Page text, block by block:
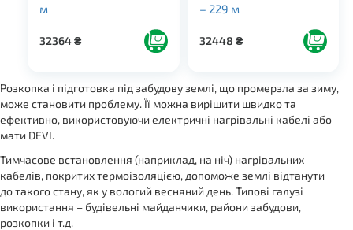
м
32364₴
– 229 м
32448 ₴
Розкопка і підготовка під забудову землі, що промерзла за зиму,
може становити проблему. Її можна вирішити швидко та
ефективно, використовуючи електричні нагрівальні кабелі або
мати DEVI.
Тимчасове встановлення (наприклад, на ніч) нагрівальних
кабелів, покритих термоізоляцією, допоможе землі відтанути
до такого стану, як у вологий весняний день. Типові галузі
використання – будівельні майданчики, райони забудови,
розкопки і т.д.